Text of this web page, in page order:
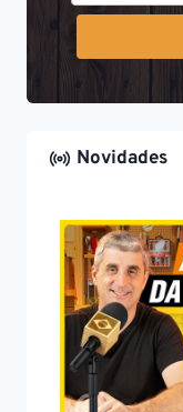
Novidades